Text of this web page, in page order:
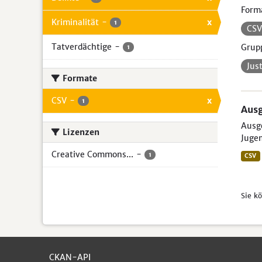
Kriminalität - 1 x
Tatverdächtige - 1
Formate
CSV - 1 x
Lizenzen
Creative Commons... - 1
CSV
CSV
Sie
CKAN-API